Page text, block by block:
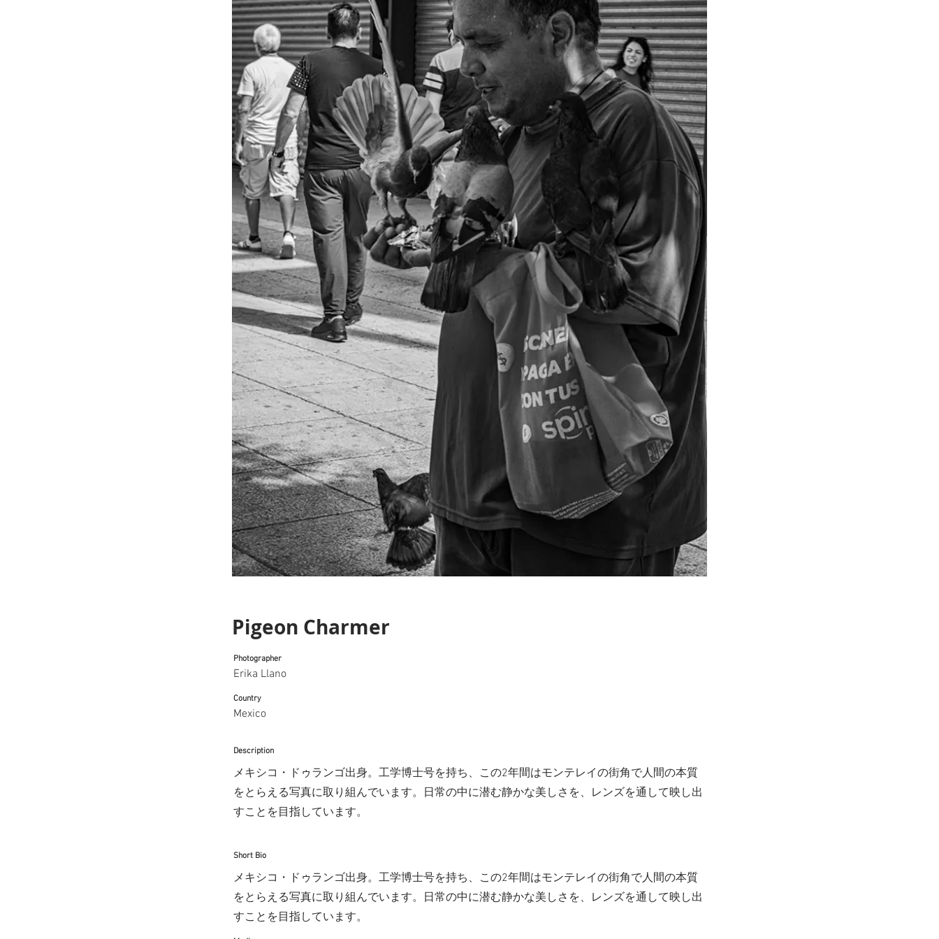
Pigeon Charmer
Photographer
Erika Llano
Country
Mexico
Description
メキシコ・ドゥランゴ出身。工学博士号を持ち、この2年間はモンテレイの街角で人間の本質
をとらえる写真に取り組んでいます。日常の中に潜む静かな美しさを、レンズを通して映し出
すことを目指しています。
Short Bio
メキシコ・ドゥランゴ出身。工学博士号を持ち、この2年間はモンテレイの街角で人間の本質
をとらえる写真に取り組んでいます。日常の中に潜む静かな美しさを、レンズを通して映し出
すことを目指しています。